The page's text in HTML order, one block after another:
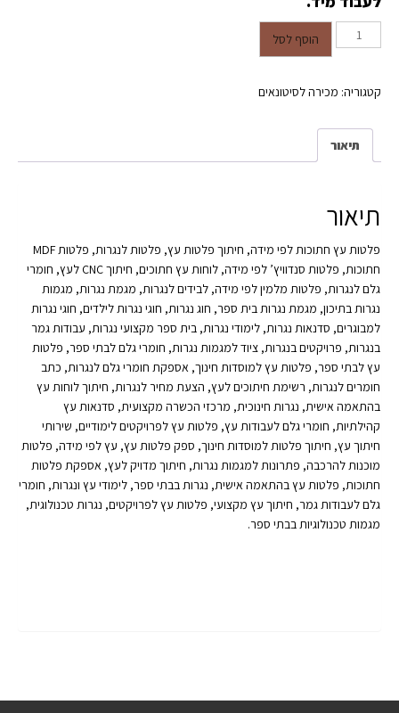
כמות של פלטות חתוכות לפי מידה
למגמות נגרות, חוגים ומוסדות חינוך
הוסף לסל
קטגוריה: מכירה לסיטונאים
תיאור
תיאור
פלטות עץ חתוכות לפי מידה, חיתוך פלטות עץ, פלטות לנגרות, פלטות MDF
חתוכות, פלטות סנדוויץ’ לפי מידה, לוחות עץ חתוכים, חיתוך CNC לעץ, חומרי
גלם לנגרות, פלטות מלמין לפי מידה, לבידים לנגרות, מגמת נגרות, מגמות
נגרות בתיכון, מגמת נגרות בית ספר, חוג נגרות, חוגי נגרות לילדים, חוגי נגרות
למבוגרים, סדנאות נגרות, לימודי נגרות, בית ספר מקצועי נגרות, עבודות גמר
בנגרות, פרויקטים בנגרות, ציוד למגמות נגרות, חומרי גלם לבתי ספר, פלטות
עץ לבתי ספר, פלטות עץ למוסדות חינוך, אספקת חומרי גלם לנגרות, כתב
חומרים לנגרות, רשימת חיתוכים לעץ, הצעת מחיר לנגרות, חיתוך לוחות עץ
בהתאמה אישית, נגרות חינוכית, מרכזי הכשרה מקצועית, סדנאות עץ
קהילתיות, חומרי גלם לעבודות עץ, פלטות עץ לפרויקטים לימודיים, שירותי
חיתוך עץ, חיתוך פלטות למוסדות חינוך, ספק פלטות עץ, עץ לפי מידה, פלטות
מוכנות להרכבה, פתרונות למגמות נגרות, חיתוך מדויק לעץ, אספקת פלטות
חתוכות, פלטות עץ בהתאמה אישית, נגרות בבתי ספר, לימודי עץ ונגרות, חומרי
גלם לעבודות גמר, חיתוך עץ מקצועי, פלטות עץ לפרויקטים, נגרות טכנולוגית,
מגמות טכנולוגיות בבתי ספר.